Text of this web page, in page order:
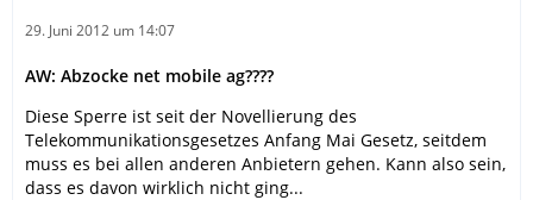
29. Juni 2012 um 14:07
AW: Abzocke net mobile ag????
Diese Sperre ist seit der Novellierung des
Telekommunikationsgesetzes Anfang Mai Gesetz, seitdem
muss es bei allen anderen Anbietern gehen. Kann also sein,
dass es davon wirklich nicht ging...